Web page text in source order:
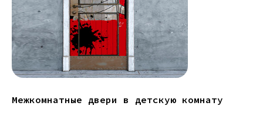
Межкомнатные двери в детскую комнату